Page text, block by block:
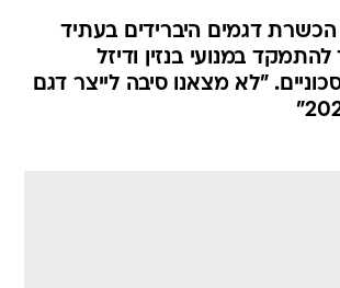
דגמים היברידים בעתיד
במנועי בנזין ודיזל
"לא מצאנו סיבה לייצר דגם